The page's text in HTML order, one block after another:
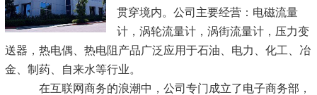
贯穿境内。公司主要经营：电磁流量
计，涡轮流量计，涡街流量计，压力变
送器，热电偶、热电阻产品广泛应用于石油、电力、化工、冶
金、制药、自来水等行业。
在互联网商务的浪潮中，公司专门成立了电子商务部，